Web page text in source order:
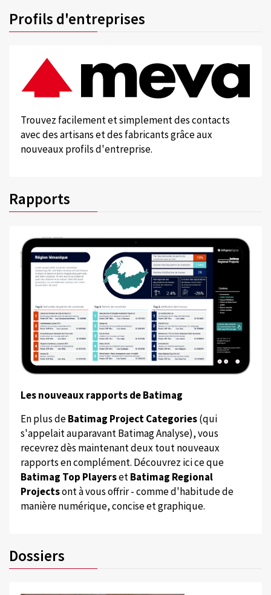
Profils d'entreprises
Trouvez facilement et simplement des contacts
avec des artisans et des fabricants grâce aux
nouveaux profils d'entreprise.
Rapports
Les nouveaux rapports de Batimag
En plus deBatimag Project Categories(qui
s'appelait auparavant Batimag Analyse), vous
recevrez dès maintenant deux tout nouveaux
rapports en complément. Découvrez ici ce que
Batimag Top PlayersetBatimag Regional
Projectsont à vous offrir - comme d'habitude de
manière numérique, concise et graphique.
Dossiers